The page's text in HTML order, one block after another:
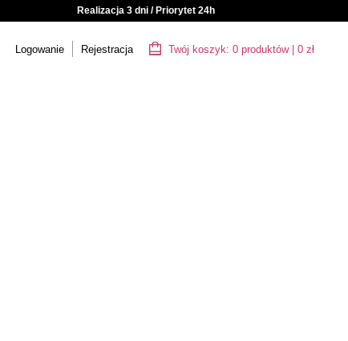
Realizacja 3 dni / Priorytet 24h
Logowanie Rejestracja Twój koszyk: 0 produktów| 0 zł